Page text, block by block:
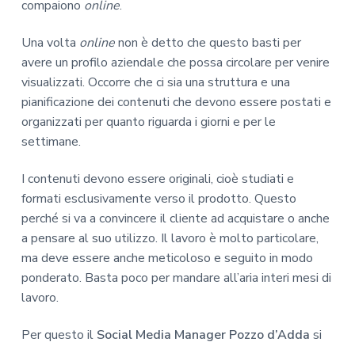
compaiono online.
Una volta onlinenon è detto che questo basti per
avere un profilo aziendale che possa circolare per venire
visualizzati. Occorre che ci sia una struttura e una
pianificazione dei contenuti che devono essere postati e
organizzati per quanto riguarda i giorni e per le
settimane.
I contenuti devono essere originali, cioè studiati e
formati esclusivamente verso il prodotto. Questo
perché si va a convincere il cliente ad acquistare o anche
a pensare al suo utilizzo. Il lavoro è molto particolare,
ma deve essere anche meticoloso e seguito in modo
ponderato. Basta poco per mandare all’aria interi mesi di
lavoro.
Per questo ilSocial Media Manager Pozzo d’Adda si